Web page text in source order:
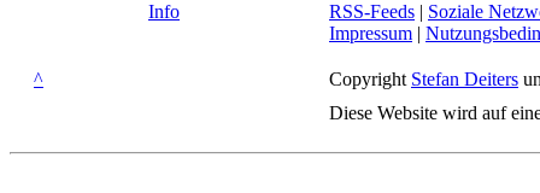
Info
RSS-Feeds | Soziale
Impressum |
^ Copyright Stefan Deiters
Diese Website wird auf